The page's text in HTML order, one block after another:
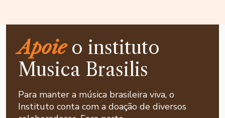
Apoieo instituto
Musica Brasilis
Para manter a música brasileira viva, o
Instituto conta com a doação de diversos